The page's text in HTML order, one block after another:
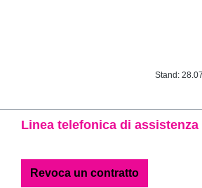
Stand:
Linea telefonica di assistenza
Revoca un contratto